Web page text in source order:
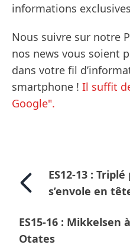
informations
Nous suivre sur notre
nos news vous soient
dans votre fil
smartphone ! Il suffit
Google".
ES12-13 :
s’envole en
ES15-16 : Mikkelsen
Otates